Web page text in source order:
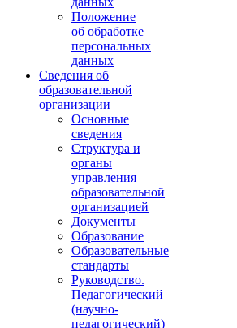
Положение
об обработке
персональных
данных
Сведения об
образовательной
организации
Основные
сведения
Структура и
органы
управления
образовательной
организацией
Документы
Образование
Образовательные
стандарты
Руководство.
Педагогический
(научно-
педагогический)